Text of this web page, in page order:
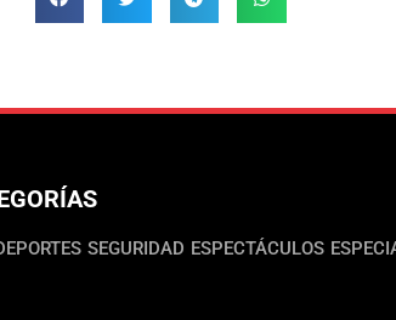
SEGURIDAD ESPECTÁCULOS